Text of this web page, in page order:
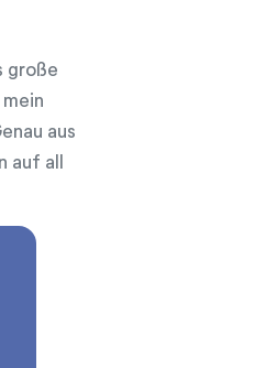
große
aus
auf all